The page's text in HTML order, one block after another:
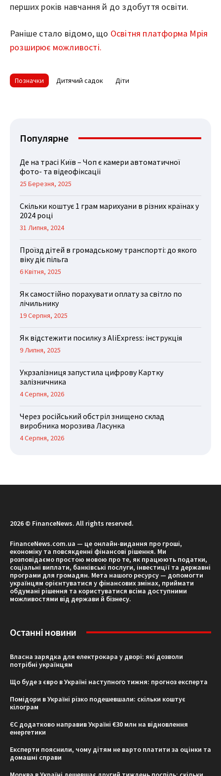
перших років навчання й до здобуття освіти.
Раніше стало відомо, що Освітня платформа Мрія
розширює можливості.
Позначки Дитячий садок Діти
Популярне
Де на трасі Київ – Чоп є камери автоматичної
фото- та відеофіксації
25 Березня, 2025
Скільки коштує 1 грам марихуани в різних країнах у
2024 році
31 Липня, 2024
Проїзд дітей в громадському транспорті: до якого
віку діє пільга
6 Квітня, 2025
Як самостійно порахувати оплату за світло по
лічильнику
19 Серпня, 2025
Як відстежити посилку з AliExpress: інструкція
9 Липня, 2025
Укрзалізниця запустила цифрову Картку
залізничника
4 Серпня, 2026
Через російський обстріл знищено склад
виробника морозива Ласунка
4 Серпня, 2026
2026 © FinanceNews. All rights reserved.
FinanceNews.com.ua — це онлайн-видання про гроші,
економіку та повсякденні фінансові рішення. Ми
розповідаємо простою мовою про те, як працюють податки,
соціальні виплати, банківські послуги, інвестиції та державні
програми для громадян. Мета нашого ресурсу — допомогти
українцям орієнтуватися у фінансових змінах, приймати
обдумані рішення та користуватися всіма доступними
можливостями від держави й бізнесу.
Останні новини
Власна зарядка для електрокара у дворі: які дозволи
потрібні українцям
Що буде з євро в Україні наступного тижня: прогноз експерта
Помідори в Україні різко подешевшали: скільки коштує
кілограм
ЄС додатково направив Україні €30 млн на відновлення
енергетики
Експерти пояснили, чому дітям не варто платити за оцінки та
домашні справи